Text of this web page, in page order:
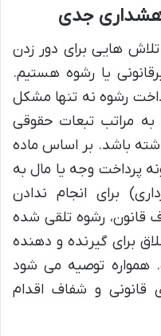
هشداری جدی
هایی برای دور زدن
یا رشوه هستیم.
رشوه نه تنها مشکل
به مراتب تبعات حقوقی
باشد. بر اساس ماده
پرداخت وجه یا مال به
برای انجام ندادن
قانون، رشوه تلقی شده
برای گیرنده و دهنده
توصیه می شود
قانونی و شفاف اقدام